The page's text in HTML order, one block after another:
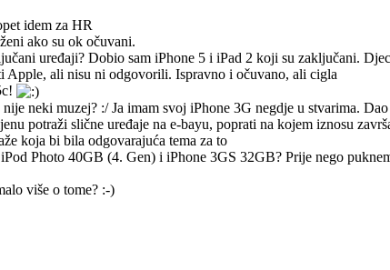
idem za HR
ako su ok očuvani.
uređaji? Dobio sam iPhone 5 i iPad 2 koji su zaključani.
Apple, ali nisu ni odgovorili. Ispravno i očuvano, ali cigla
neki muzej? :/ Ja imam svoj iPhone 3G negdje u stvarima.
potraži slične uređaje na e-bayu, poprati na kojem iznosu
koja bi bila odgovarajuća tema za to
Photo 40GB (4. Gen) i iPhone 3GS 32GB? Prije nego
više o tome? :-)